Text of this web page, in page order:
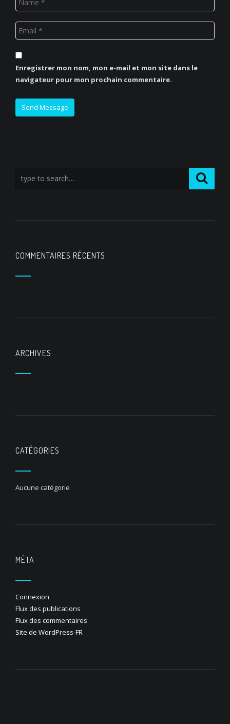
Enregistrer mon nom, mon e-mail et mon site dans le
navigateur pour mon prochain commentaire.
COMMENTAIRES RÉCENTS
ARCHIVES
CATÉGORIES
Aucune catégorie
MÉTA
Connexion
Flux des publications
Flux des commentaires
Site de WordPress-FR